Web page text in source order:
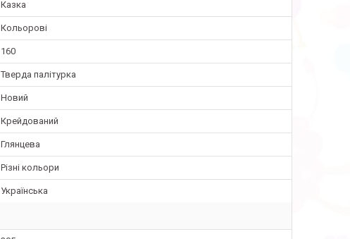
Казка
Кольорові
160
Тверда палітурка
Новий
Крейдований
Глянцева
Різні кольори
Українська